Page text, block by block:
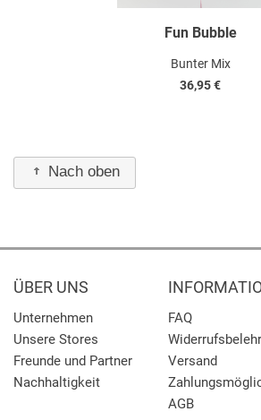
Fun Bubble
Bunter Mix
36,95 €
Nach oben
ÜBER UNS
Unternehmen
Unsere Stores
Freunde und Partner
Nachhaltigkeit
FAQ
Versand
AGB